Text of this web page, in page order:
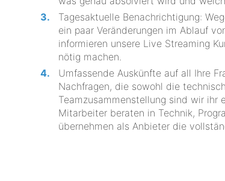
Tagesaktuelle Benachrichtigung:
ein paar Veränderungen im Ablauf
informieren unsere Live Streaming
nötig machen.
Umfassende Auskünfte auf all Ihre
Nachfragen, die sowohl die
Teamzusammenstellung sind wir ihr
Mitarbeiter beraten in Technik,
übernehmen als Anbieter die